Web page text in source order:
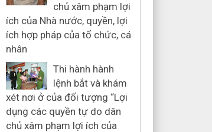
chủ xâm phạm lợi
ích của Nhà nước, quyền, lợi
ích hợp pháp của tổ chức, cá
nhân
Thi hành hành
lệnh bắt và khám
xét nơi ở của đối tượng “Lợi
dụng các quyền tự do dân
chủ xâm phạm lợi ích của